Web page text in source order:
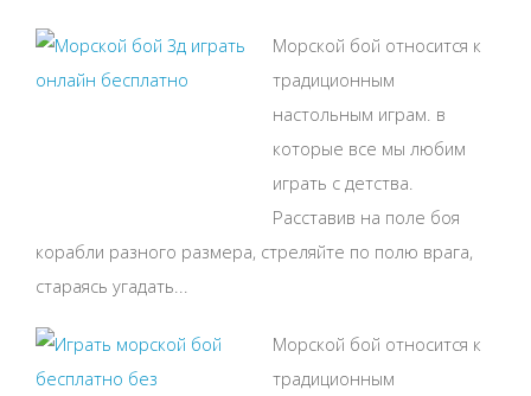
Морской бой относится к
традиционным
настольным играм. в
которые все мы любим
играть с детства.
Расставив на поле боя
корабли разного размера, стреляйте по полю врага,
стараясь угадать...
Морской бой относится к
традиционным